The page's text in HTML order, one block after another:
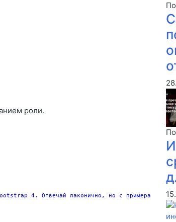
роли.
4. Отвечай лаконично, но с примерами